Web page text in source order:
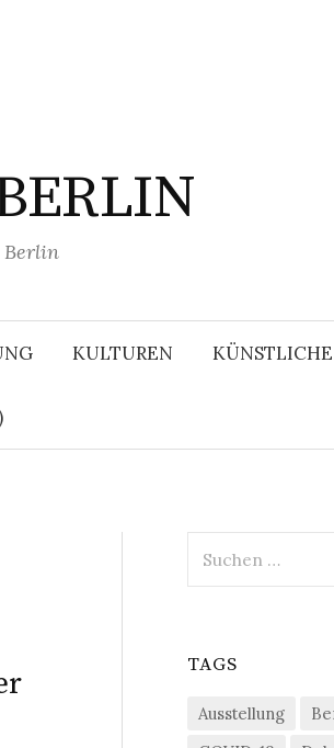
Berlin
KULTUREN
nach:
TAGS
Ausstellung